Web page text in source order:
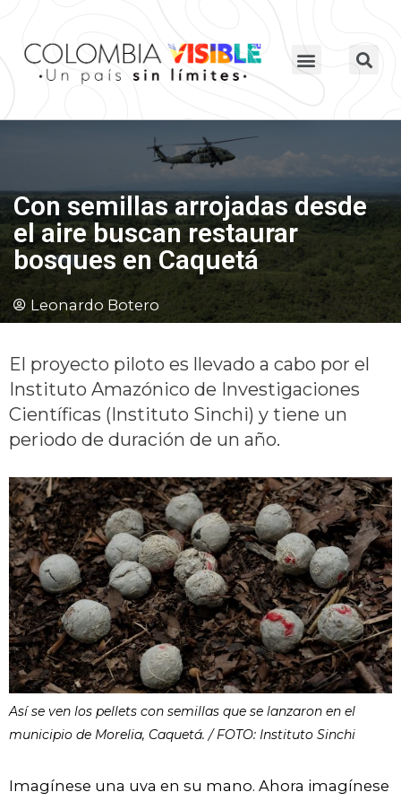
Con semillas arrojadas desde
el aire buscan restaurar
bosques en Caquetá
Leonardo Botero
El proyecto piloto es llevado a cabo por el
Instituto Amazónico de Investigaciones
Científicas (Instituto Sinchi) y tiene un
periodo de duración de un año.
Así se ven los pellets con semillas que se lanzaron en el
municipio de Morelia, Caquetá. / FOTO: Instituto Sinchi
Imagínese una uva en su mano. Ahora imagínese